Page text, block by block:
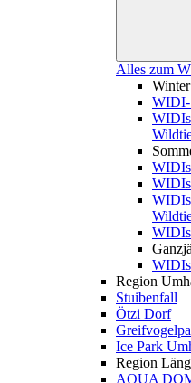
Alles zum
Winter
WIDI-
WIDIs
WIDIs
WIDIs
Region
Stuibenfall
Ötzi Dorf
Ice Park
Region
AQUA